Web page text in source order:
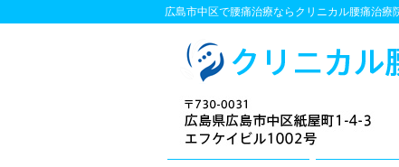
広島市中区で腰痛治療ならクリニカル腰痛治療